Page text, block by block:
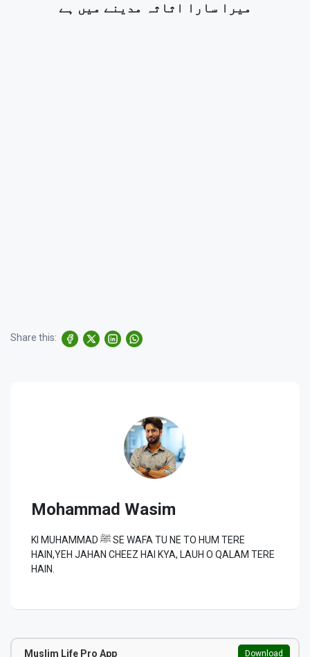
میرا سارا اثاثہ مدینے میں ہے
Share this:
Mohammad Wasim
KI MUHAMMAD ﷺ SE WAFA TU NE TO HUM TERE
HAIN,YEH JAHAN CHEEZ HAI KYA, LAUH O QALAM TERE
HAIN.
Muslim Life Pro App Download